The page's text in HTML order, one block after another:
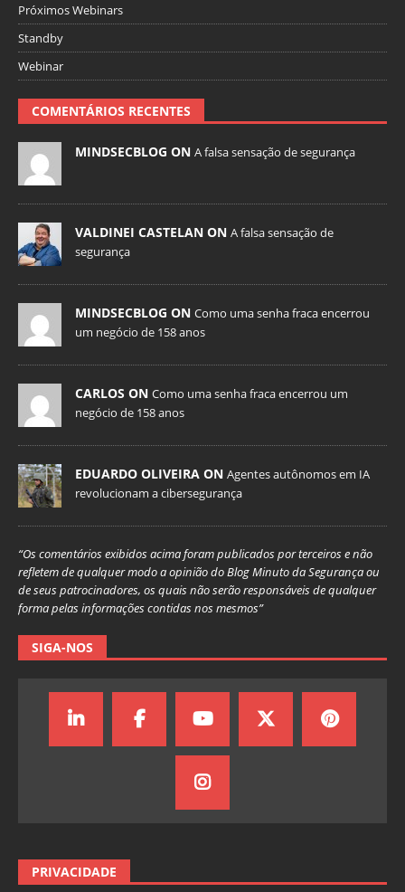
Próximos Webinars
Standby
Webinar
COMENTÁRIOS RECENTES
MINDSECBLOG ON A falsa sensação de segurança
VALDINEI CASTELAN ON A falsa sensação de
segurança
MINDSECBLOG ON Como uma senha fraca encerrou
um negócio de 158 anos
CARLOS ON Como uma senha fraca encerrou um
negócio de 158 anos
EDUARDO OLIVEIRA ON Agentes autônomos em IA
revolucionam a cibersegurança
“Os comentários exibidos acima foram publicados por terceiros e não
refletem de qualquer modo a opinião do Blog Minuto da Segurança ou
de seus patrocinadores, os quais não serão responsáveis de qualquer
forma pelas informações contidas nos mesmos”
SIGA-NOS
PRIVACIDADE